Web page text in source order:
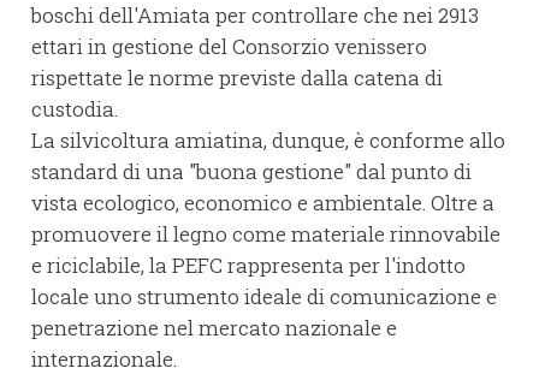
boschi dell'Amiata per controllare che nei 2913
ettari in gestione del Consorzio venissero
rispettate le norme previste dalla catena di
custodia.
La silvicoltura amiatina, dunque, è conforme allo
standard di una "buona gestione" dal punto di
vista ecologico, economico e ambientale. Oltre a
promuovere il legno come materiale rinnovabile
e riciclabile, la PEFC rappresenta per l'indotto
locale uno strumento ideale di comunicazione e
penetrazione nel mercato nazionale e
internazionale.